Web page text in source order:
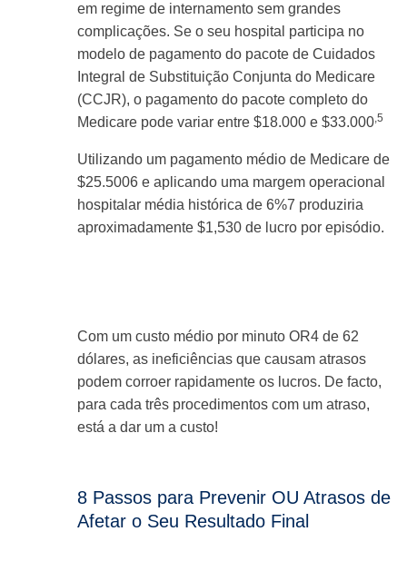
em regime de internamento sem grandes
complicações. Se o seu hospital participa no
modelo de pagamento do pacote de Cuidados
Integral de Substituição Conjunta do Medicare
(CCJR), o pagamento do pacote completo do
Medicare pode variar entre $18.000 e $33.000,5
Utilizando um pagamento médio de Medicare de
$25.5006 e aplicando uma margem operacional
hospitalar média histórica de 6%7 produziria
aproximadamente $1,530 de lucro por episódio.
Com um custo médio por minuto OR4 de 62
dólares, as ineficiências que causam atrasos
podem corroer rapidamente os lucros. De facto,
para cada três procedimentos com um atraso,
está a dar um a custo!
8 Passos para Prevenir OU Atrasos de
Afetar o Seu Resultado Final